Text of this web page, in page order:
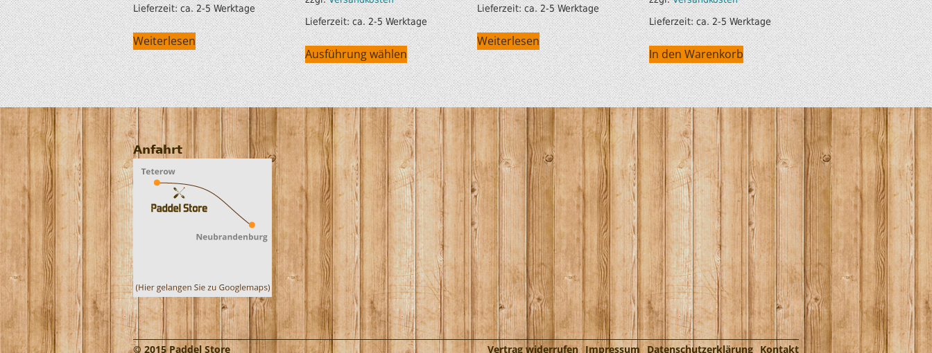
Lieferzeit:ca. 2-5 Werktage
Weiterlesen
Lieferzeit:ca. 2-5 Werktage
Ausführung wählen
Lieferzeit:ca. 2-5 Werktage
Weiterlesen
Lieferzeit:ca. 2-5 Werktage
In den Warenkorb
Anfahrt
© 2015 Paddel Store Vertrag widerrufen Impressum Datenschutzerklärung Kontakt